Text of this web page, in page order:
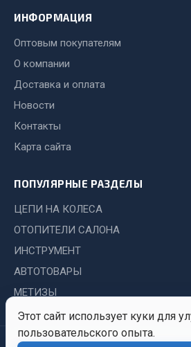
Рукава высокого давления
Весь раздел
Автолампы
Вилки нагрузочные
Выключатели и переключатели
Выключатели кнопочные
Выключатель массы
Весь раздел
Этот сайт использует куки для
пользовательского опыта.
ИНФОРМАЦИЯ
Оптовым покупателям
О компании
Доставка и оплата
Новости
Контакты
Карта сайта
ПОПУЛЯРНЫЕ РАЗДЕЛЫ
ЦЕПИ НА КОЛЕСА
ОТОПИТЕЛИ САЛОНА
ИНСТРУМЕНТ
АВТОТОВАРЫ
МЕТИЗЫ
© 2026 Иркутский Центр Политика